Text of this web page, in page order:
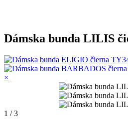
Dámska bunda LILIS
×
1 / 3